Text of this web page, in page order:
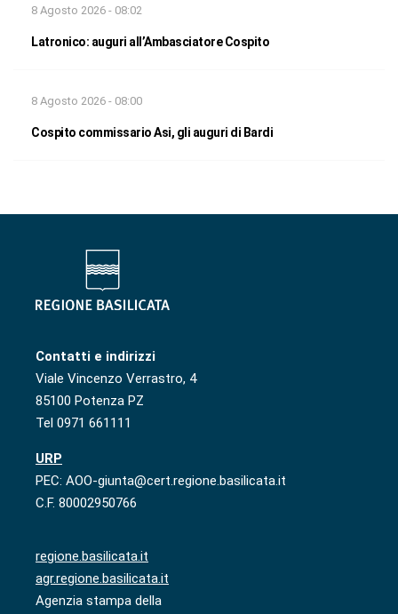
8 Agosto 2026 - 08:02
Latronico: auguri all’Ambasciatore Cospito
8 Agosto 2026 - 08:00
Cospito commissario Asi, gli auguri di Bardi
Contatti e indirizzi
Viale Vincenzo Verrastro, 4
85100 Potenza PZ
Tel 0971 661111
URP
PEC: AOO-giunta@cert.regione.basilicata.it
C.F. 80002950766
regione.basilicata.it
agr.regione.basilicata.it
Agenzia stampa della